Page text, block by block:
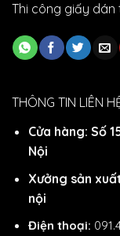
Thi công giấy
THÔNG TIN LIÊN
Cửa hàng: Số
Nội
Xưởng sản
nội
Điện thoại: